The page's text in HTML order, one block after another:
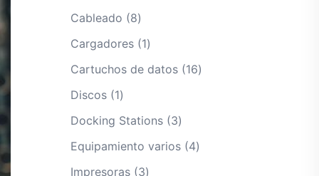
Cableado 88
productos
Cargadores 11
producto
Cartuchos de datos 1616
Discos 11
producto
Docking Stations 33
productos
Equipamiento varios 44
Impresoras 33